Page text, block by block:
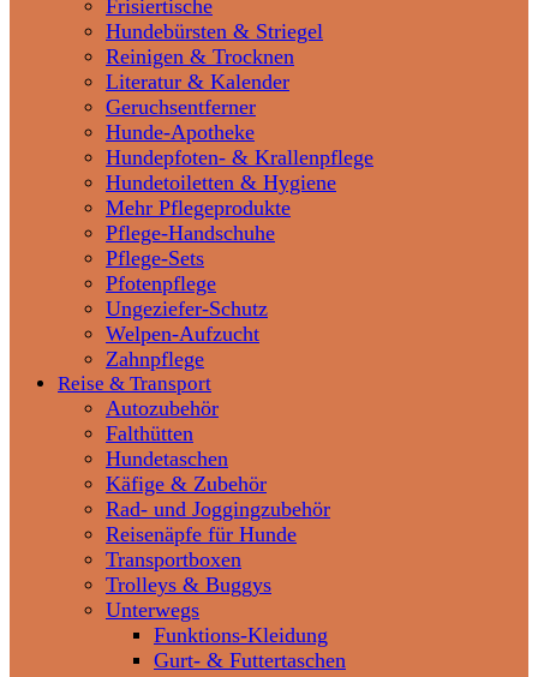
Frisiertische
Hundebürsten & Striegel
Reinigen & Trocknen
Literatur & Kalender
Geruchsentferner
Hunde-Apotheke
Hundepfoten- & Krallenpflege
Hundetoiletten & Hygiene
Mehr Pflegeprodukte
Pflege-Handschuhe
Pflege-Sets
Pfotenpflege
Ungeziefer-Schutz
Welpen-Aufzucht
Zahnpflege
Reise & Transport
Autozubehör
Falthütten
Hundetaschen
Käfige & Zubehör
Rad- und Joggingzubehör
Reisenäpfe für Hunde
Transportboxen
Trolleys & Buggys
Unterwegs
Funktions-Kleidung
Gurt- & Futtertaschen